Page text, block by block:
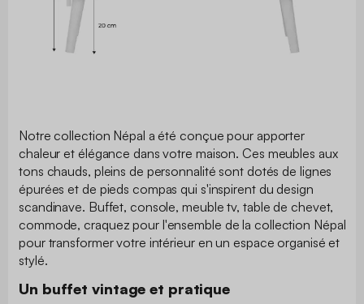
Notre collection Népal a été conçue pour apporter
chaleur et élégance dans votre maison. Ces meubles aux
tons chauds, pleins de personnalité sont dotés de lignes
épurées et de pieds compas qui s'inspirent du design
scandinave. Buffet, console, meuble tv, table de chevet,
commode, craquez pour l'ensemble de la collection Népal
pour transformer votre intérieur en un espace organisé et
stylé.
Un buffet vintage et pratique